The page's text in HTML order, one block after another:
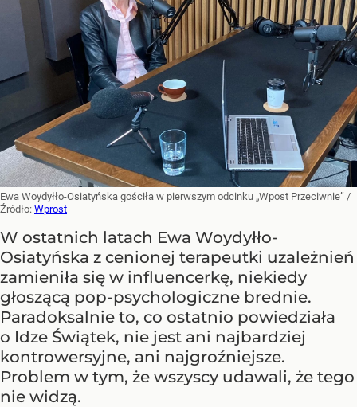
Ewa Woydyłło-Osiatyńska gościła w pierwszym odcinku „Wpost Przeciwnie” /
Źródło: Wprost
W ostatnich latach Ewa Woydyłło-
Osiatyńska z cenionej terapeutki uzależnień
zamieniła się w influencerkę, niekiedy
głoszącą pop-psychologiczne brednie.
Paradoksalnie to, co ostatnio powiedziała
o Idze Świątek, nie jest ani najbardziej
kontrowersyjne, ani najgroźniejsze.
Problem w tym, że wszyscy udawali, że tego
nie widzą.